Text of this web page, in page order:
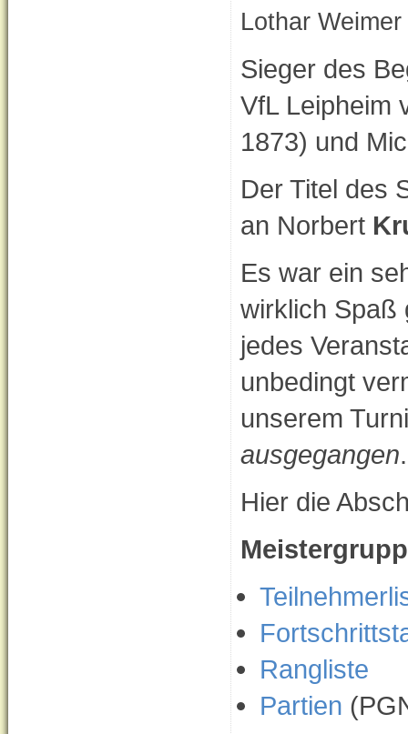
Lothar
Sieger des
VfL Leipheim
1873) und
Der Titel des
an Norbert
Es war ein
wirklich Spaß
jedes
unbedingt
unserem
ausgegangen
Hier die
Rangliste
Partien